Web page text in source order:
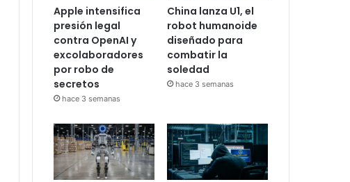
Apple intensifica
presión legal
contra OpenAI y
excolaboradores
por robo de
secretos
hace 3 semanas
China lanza U1, el
robot humanoide
diseñado para
combatir la
soledad
hace 3 semanas